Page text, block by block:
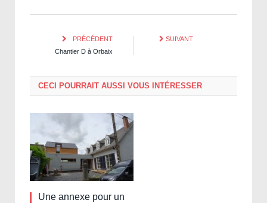
PRÉCÉDENT
Chantier D à Orbaix
SUIVANT
CECI POURRAIT AUSSI VOUS INTÉRESSER
Une annexe pour un